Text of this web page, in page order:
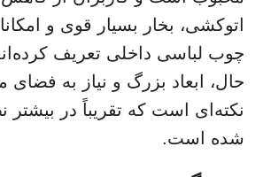
اتوکشی، بخار بسیار قوی و
چوب لباسی داخلی تعریف
حال، ابعاد بزرگ و نیاز به
نکته‌ای است که تقریباً در بیشتر
شده است.